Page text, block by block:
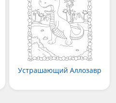
Устрашающий Аллозавр